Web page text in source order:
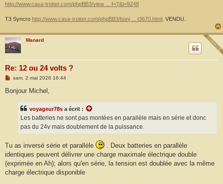
http://www.casa-trotter.com/phpBB3/view ... f=7&t=9248
T3 Syncro http://www.casa-trotter.com/phpBB3/bonj ... t3670.html . VENDU.
Manard
Re: 12 ou 24 volts ?
M
s
sam. 2 mai 2026 16:44
Bonjour Michel,
voyageur78s a écrit :
Les batteries ne sont pas montées en parallèle mais en série et donc
pas du 24v mais doublement de la puissance.
Tu as inversé série et parallèle
. Deux batteries en parallèle
identiques peuvent délivrer une charge maximale électrique double
(exprimée en Ah); alors qu'en série, la tension est doublée avec la même
charge électrique disponible